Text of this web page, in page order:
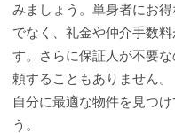
みましょう。単身者にお
でなく、礼金や仲介手数
す。さらに保証人が不要
頼することもありません。
自分に最適な物件を見つ
う。